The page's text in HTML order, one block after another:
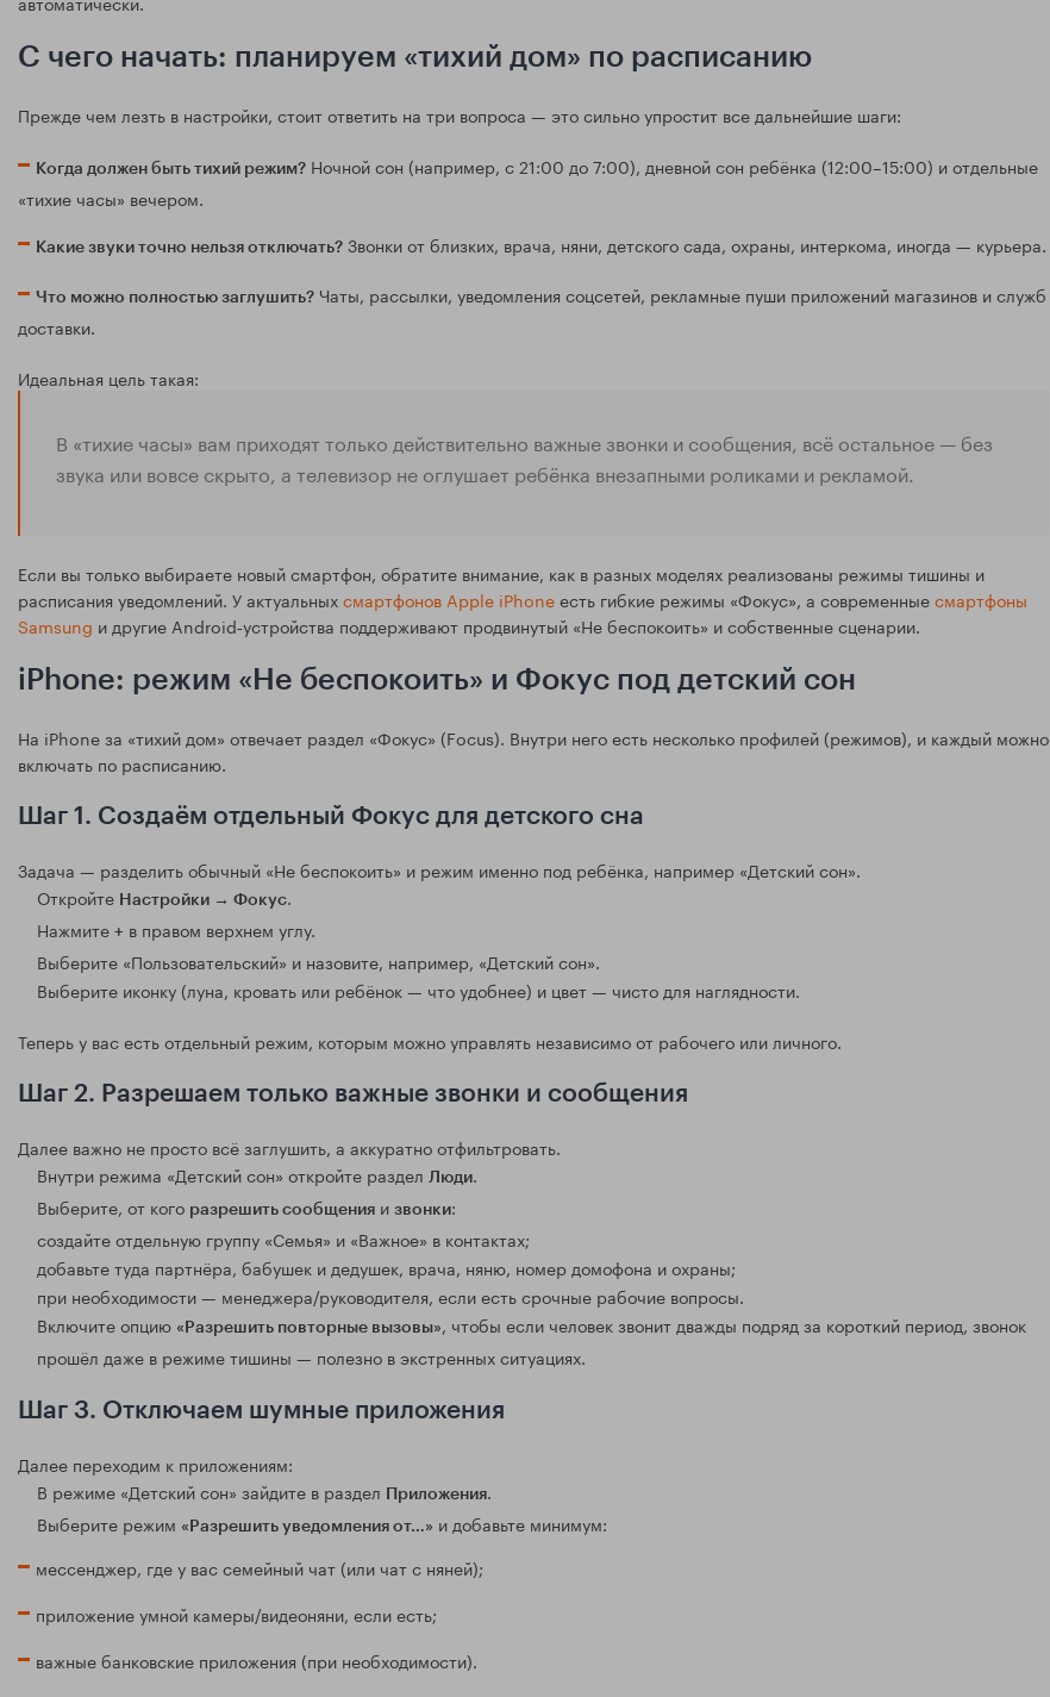
С чего начать: планируем «тихий дом» по расписанию
Прежде чем лезть в настройки, стоит ответить на три вопроса — это сильно упростит все дальнейшие шаги:
Когда должен быть тихий режим? Ночной сон (например, с 21:00 до 7:00), дневной сон ребёнка (12:00–15:00) и отдельные
«тихие часы» вечером.
Какие звуки точно нельзя отключать? Звонки от близких, врача, няни, детского сада, охраны, интеркома, иногда — курьера.
Что можно полностью заглушить? Чаты, рассылки, уведомления соцсетей, рекламные пуши приложений магазинов и служб
доставки.
Идеальная цель такая:
В «тихие часы» вам приходят только действительно важные звонки и сообщения, всё остальное — без
звука или вовсе скрыто, а телевизор не оглушает ребёнка внезапными роликами и рекламой.
Если вы только выбираете новый смартфон, обратите внимание, как в разных моделях реализованы режимы тишины и
расписания уведомлений. У актуальныхсмартфонов Apple iPhoneесть гибкие режимы «Фокус», а современныесмартфоны
Samsung и другие Android‑устройства поддерживают продвинутый «Не беспокоить» и собственные сценарии.
iPhone: режим «Не беспокоить» и Фокус под детский сон
На iPhone за «тихий дом» отвечает раздел «Фокус» (Focus). Внутри него есть несколько профилей (режимов), и каждый можно
включать по расписанию.
Шаг 1. Создаём отдельный Фокус для детского сна
Задача — разделить обычный «Не беспокоить» и режим именно под ребёнка, например «Детский сон».
Откройте Настройки → Фокус.
Нажмите + в правом верхнем углу.
Выберите «Пользовательский» и назовите, например, «Детский сон».
Выберите иконку (луна, кровать или ребёнок — что удобнее) и цвет — чисто для наглядности.
Теперь у вас есть отдельный режим, которым можно управлять независимо от рабочего или личного.
Шаг 2. Разрешаем только важные звонки и сообщения
Далее важно не просто всё заглушить, а аккуратно отфильтровать.
Внутри режима «Детский сон» откройте раздел Люди.
Выберите, от кого разрешить сообщения и звонки:
создайте отдельную группу «Семья» и «Важное» в контактах;
добавьте туда партнёра, бабушек и дедушек, врача, няню, номер домофона и охраны;
при необходимости — менеджера/руководителя, если есть срочные рабочие вопросы.
Включите опцию «Разрешить повторные вызовы», чтобы если человек звонит дважды подряд за короткий период, звонок
прошёл даже в режиме тишины — полезно в экстренных ситуациях.
Шаг 3. Отключаем шумные приложения
Далее переходим к приложениям:
В режиме «Детский сон» зайдите в раздел
Приложения.
Выберите режим «Разрешить уведомления от…» и добавьте минимум:
мессенджер, где у вас семейный чат (или чат с няней);
приложение умной камеры/видеоняни, если есть;
важные банковские приложения (при необходимости).